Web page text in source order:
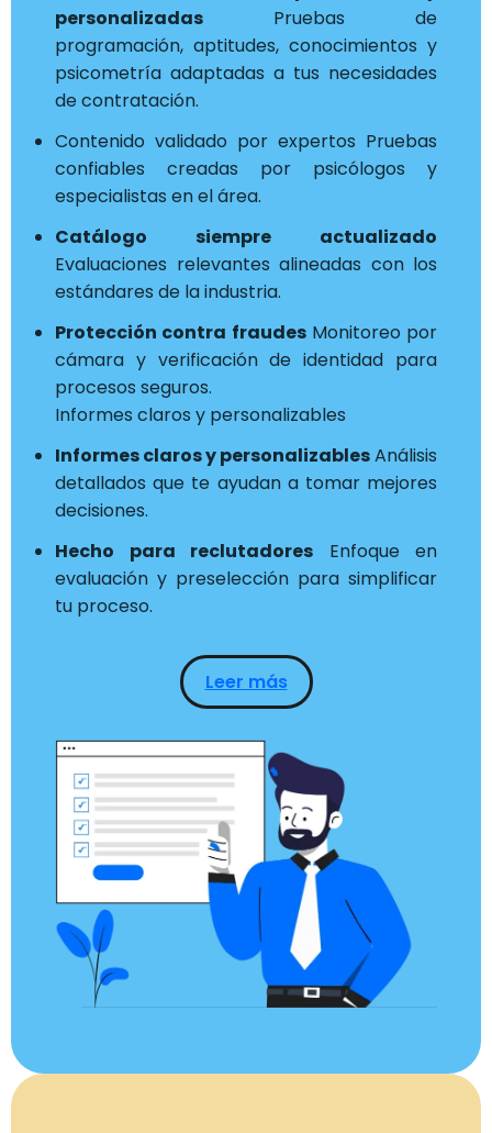
personalizadas Pruebas de
programación, aptitudes, conocimientos y
psicometría adaptadas a tus necesidades
de contratación.
Contenido validado por expertos Pruebas
confiables creadas por psicólogos y
especialistas en el área.
Catálogo siempre actualizado
Evaluaciones relevantes alineadas con los
estándares de la industria.
Protección contra fraudesMonitoreo por
cámara y verificación de identidad para
procesos seguros.
Informes claros y personalizables
Informes claros y personalizablesAnálisis
detallados que te ayudan a tomar mejores
decisiones.
Hecho para reclutadores Enfoque en
evaluación y preselección para simplificar
tu proceso.
Leer más